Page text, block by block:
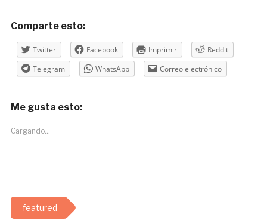
Comparte esto:
Twitter Facebook Imprimir
Reddit
Telegram
WhatsApp Correo electrónico
Me gusta esto:
Cargando...
featured